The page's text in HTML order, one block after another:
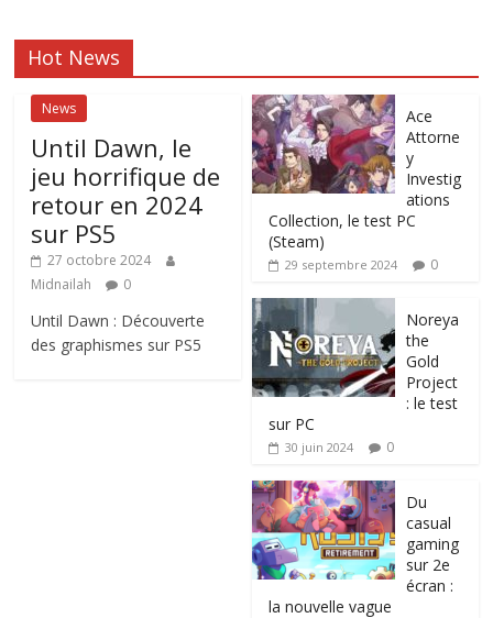
Hot News
News
Until Dawn, le
jeu horrifique de
retour en 2024
sur PS5
27 octobre 2024
Midnailah
0
Until Dawn : Découverte
des graphismes sur PS5
Ace
Attorne
y
Investig
ations
Collection, le test PC
(Steam)
29 septembre 2024 0
Noreya
the
Gold
Project
: le test
sur PC
30 juin 2024 0
Du
casual
gaming
sur 2e
écran :
la nouvelle vague